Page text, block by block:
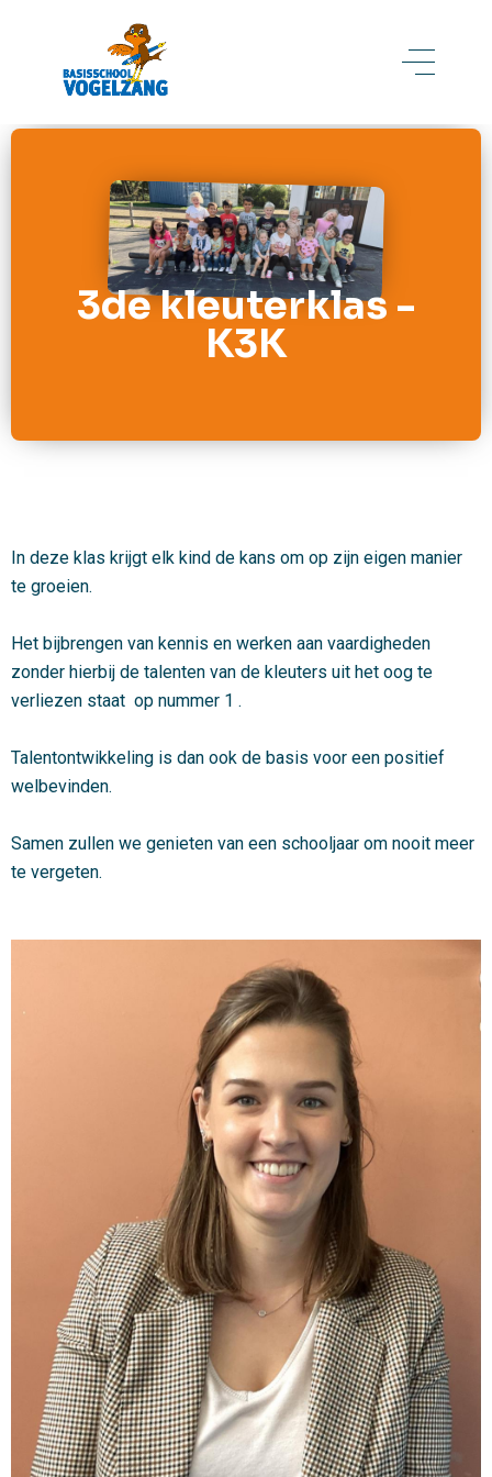
3de kleuterklas -
K3K
In deze klas krijgt elk kind de kans om op zijn eigen manier
te groeien.
Het bijbrengen van kennis en werken aan vaardigheden
zonder hierbij de talenten van de kleuters uit het oog te
verliezen staat op nummer 1 .
Talentontwikkeling is dan ook de basis voor een positief
welbevinden.
Samen zullen we genieten van een schooljaar om nooit meer
te vergeten.